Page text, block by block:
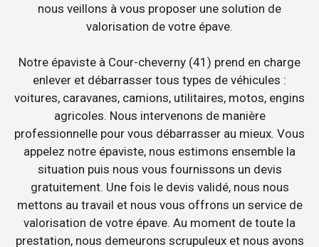
nous veillons à vous proposer une solution de
valorisation de votre épave.
Notre épaviste à Cour-cheverny (41) prend en charge
enlever et débarrasser tous types de véhicules :
voitures, caravanes, camions, utilitaires, motos, engins
agricoles. Nous intervenons de manière
professionnelle pour vous débarrasser au mieux. Vous
appelez notre épaviste, nous estimons ensemble la
situation puis nous vous fournissons un devis
gratuitement. Une fois le devis validé, nous nous
mettons au travail et nous vous offrons un service de
valorisation de votre épave. Au moment de toute la
prestation, nous demeurons scrupuleux et nous avons